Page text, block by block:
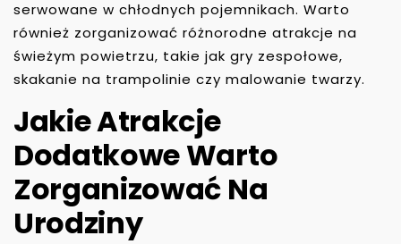
serwowane w chłodnych pojemnikach. Warto
również zorganizować różnorodne atrakcje na
świeżym powietrzu, takie jak gry zespołowe,
skakanie na trampolinie czy malowanie twarzy.
Jakie Atrakcje
Dodatkowe Warto
Zorganizować Na
Urodziny